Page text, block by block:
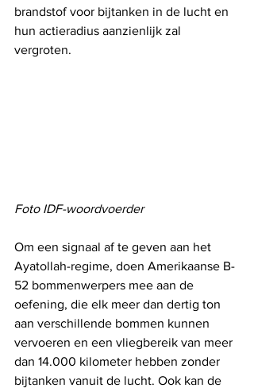
brandstof voor bijtanken in de lucht en
hun actieradius aanzienlijk zal
vergroten.
Foto IDF-woordvoerder
Om een ​​signaal af te geven aan het
Ayatollah-regime, doen Amerikaanse B-
52 bommenwerpers mee aan de
oefening, die elk meer dan dertig ton
aan verschillende bommen kunnen
vervoeren en een vliegbereik van meer
dan 14.000 kilometer hebben zonder
bijtanken vanuit de lucht. Ook kan de